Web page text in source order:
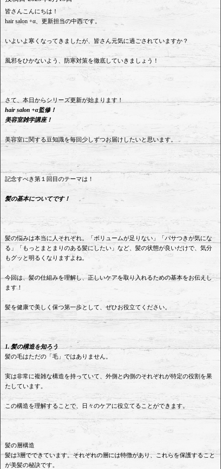
皆さんこんにちは！
hair salon +α、更新担当の中西です。
いよいよ寒くなってきましたが、皆さん元気に過ごされていますか？
風邪をひかないよう、防寒対策を徹底していきましょう！
さて、本日からシリーズ更新が始まります！
hair salon +α監修！
美容室雑学講座！
美容室に関する豆知識を毎回少しずつお届けしたいと思います。
記念すべき第１回目のテーマは！
髪の基本についてです！
髪の悩みは本当に人それぞれ。「ボリュームが足りない」「パサつきが気にな
る」「もっとまとまりのある髪にしたい」など、髪の状態が良いだけで、気分
もグッと明るくなりますよね。
今回は、髪の仕組みを理解し、正しいケアを取り入れるための基本をお伝えし
ます！
髪を健康で美しく保つ第一歩として、ぜひお役立てください。
1. 髪の構造を知ろう
髪の毛はただの「毛」ではありません。
実は非常に複雑な構造を持っていて、外側と内側のそれぞれが特定の役割を果
たしています。
この構造を理解することで、日々のケアに役立てることができます。
髪の層構造
髪は3層でできています。それぞれの層には特徴があり、これらを保護すること
が美髪の秘訣です。